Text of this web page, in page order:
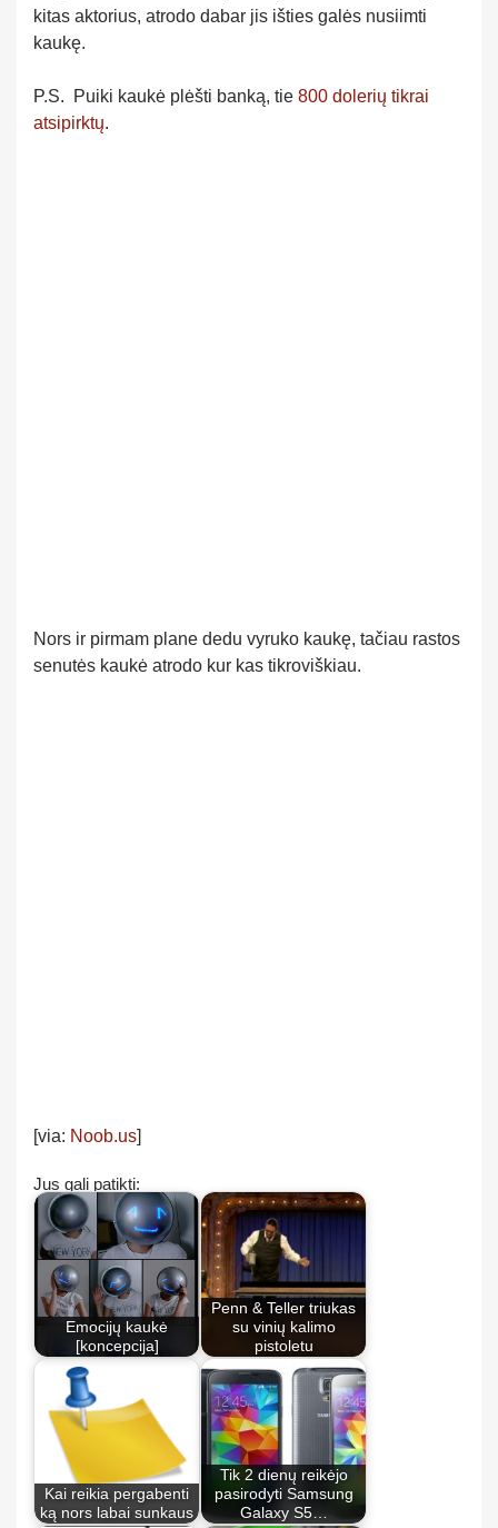
kitas aktorius, atrodo dabar jis išties galės nusiimti
kaukę.
P.S. Puiki kaukė plėšti banką, tie 800 dolerių tikrai
atsipirktų.
Nors ir pirmam plane dedu vyruko kaukę, tačiau rastos
senutės kaukė atrodo kur kas tikroviškiau.
[via: Noob.us]
Jus gali patikti:
Emocijų kaukė
[koncepcija]
Penn & Teller triukas
su vinių kalimo
pistoletu
Kai reikia pergabenti
ką nors labai sunkaus
Tik 2 dienų reikėjo
pasirodyti Samsung
Galaxy S5…